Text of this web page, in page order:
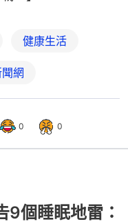
健康生活
網
0 0
9個睡眠地雷：